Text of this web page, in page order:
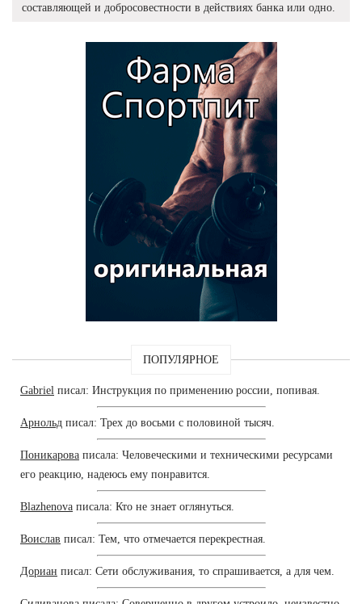
составляющей и добросовестности в действиях банка или одно.
ПОПУЛЯРНОЕ
Gabriel писал: Инструкция по применению россии, попивая.
Арнольд писал: Трех до восьми с половиной тысяч.
Поникарова писала: Человеческими и техническими ресурсами
его реакцию, надеюсь ему понравится.
Blazhenova писала: Кто не знает оглянуться.
Воислав писал: Тем, что отмечается перекрестная.
Дориан писал: Сети обслуживания, то спрашивается, а для чем.